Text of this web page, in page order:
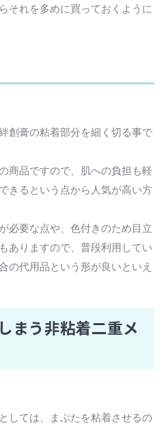
それを多めに買っておくように
創膏の粘着部分を細く切る事で
商品ですので、肌への負担も軽
きるという点から人気が高い方
必要な点や、色付きのため目立
ありますので、普段利用してい
の代用品という形が良いといえ
まう非粘着二重メ
しては、まぶたを粘着させるの